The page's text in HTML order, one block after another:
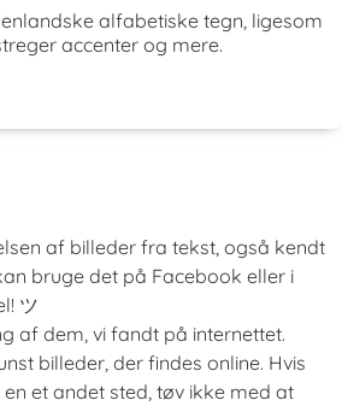
alfabetiske tegn, ligesom
accenter og mere.
af billeder fra tekst, også kendt
bruge det på Facebook eller i
ツ
af dem, vi fandt på internettet.
billeder, der findes online. Hvis
et andet sted, tøv ikke med at